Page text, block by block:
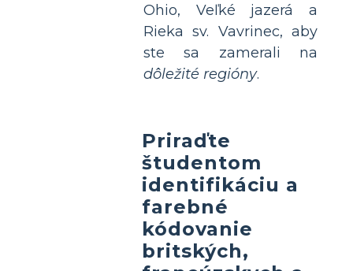
Ohio, Veľké jazerá a
Rieka sv. Vavrinec, aby
ste sa zamerali na
dôležité regióny.
Priraďte
študentom
identifikáciu a
farebné
kódovanie
britských,